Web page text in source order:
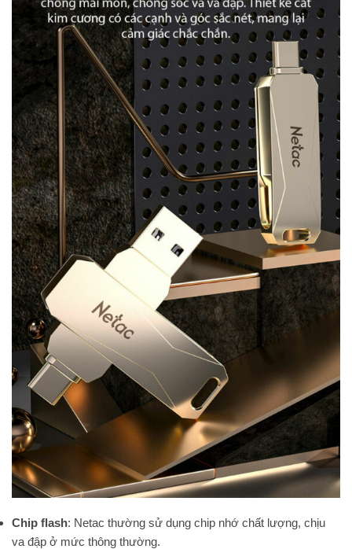
Chip flash: Netac thường sử dụng chip nhớ chất lượng, chịu
va đập ở mức thông thường.